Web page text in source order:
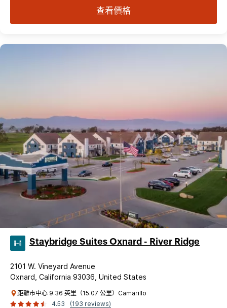
查看價格
Staybridge Suites Oxnard - River Ridge
2101 W. Vineyard Avenue
Oxnard, California 93036, United States
距離市中心 9.36 英里（15.07 公里）Camarillo
4.53
(193 reviews)